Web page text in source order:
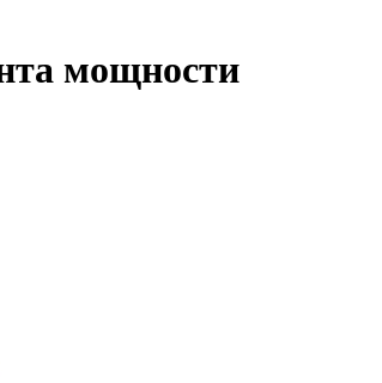
мощности